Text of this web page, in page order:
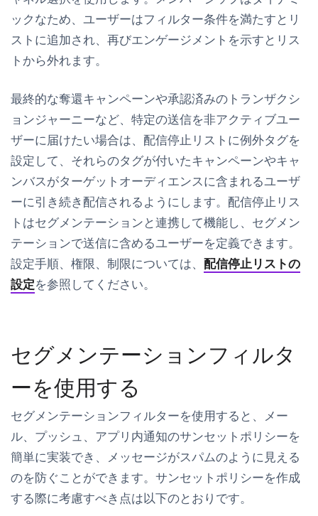
ックなため、ユーザーはフィルター条件を満たすとリ
ストに追加され、再びエンゲージメントを示すとリス
トから外れます。
最終的な奪還キャンペーンや承認済みのトランザクシ
ョンジャーニーなど、特定の送信を非アクティブユー
ザーに届けたい場合は、配信停止リストに例外タグを
設定して、それらのタグが付いたキャンペーンやキャ
ンバスがターゲットオーディエンスに含まれるユーザ
ーに引き続き配信されるようにします。配信停止リス
トはセグメンテーションと連携して機能し、セグメン
テーションで送信に含めるユーザーを定義できます。
設定手順、権限、制限については、 配信停止リストの
設定を参照してください。
セグメンテーションフィルタ
ーを使用する
セグメンテーションフィルターを使用すると、メー
ル、プッシュ、アプリ内通知のサンセットポリシーを
簡単に実装でき、メッセージがスパムのように見える
のを防ぐことができます。サンセットポリシーを作成
する際に考慮すべき点は以下のとおりです。